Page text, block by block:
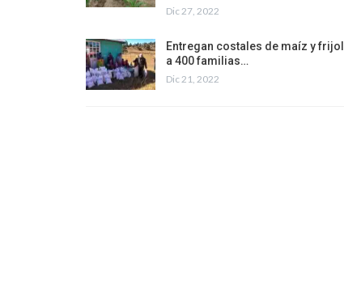
Dic 27, 2022
Entregan costales de maíz y frijol
a 400 familias…
Dic 21, 2022